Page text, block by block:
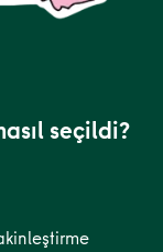
seçildi?